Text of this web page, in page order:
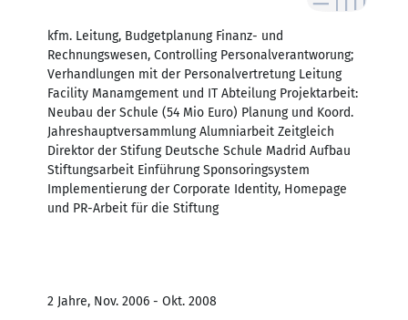
kfm. Leitung, Budgetplanung Finanz- und
Rechnungswesen, Controlling Personalverantworung;
Verhandlungen mit der Personalvertretung Leitung
Facility Manamgement und IT Abteilung Projektarbeit:
Neubau der Schule (54 Mio Euro) Planung und Koord.
Jahreshauptversammlung Alumniarbeit Zeitgleich
Direktor der Stifung Deutsche Schule Madrid Aufbau
Stiftungsarbeit Einführung Sponsoringsystem
Implementierung der Corporate Identity, Homepage
und PR-Arbeit für die Stiftung
2 Jahre, Nov. 2006 - Okt. 2008